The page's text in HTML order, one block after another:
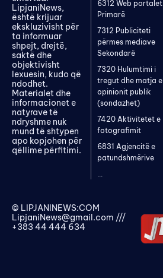
LipjaniNews,
është krijuar
ekskluzivisht për
ta informuar
shpejt, drejtë,
saktë dhe
objektivisht
lexuesin, kudo që
ndodhet.
Materialet dhe
informacionet e
natyrave të
ndryshme nuk
mund të shtypen
apo kopjohen për
qëllime përfitimi.
6312 Web portalet
Primarë
7312 Publiciteti
përmes mediave
Sekondarë
7320 Hulumtimi i
tregut dhe matja e
opinionit publik
(sondazhet)
7420 Aktivitetet e
fotografimit
6831 Agjencitë e
patundshmërive
© LIPJANINEWS:COM
LipjaniNews@gmail.com ///
+383 44 444 634